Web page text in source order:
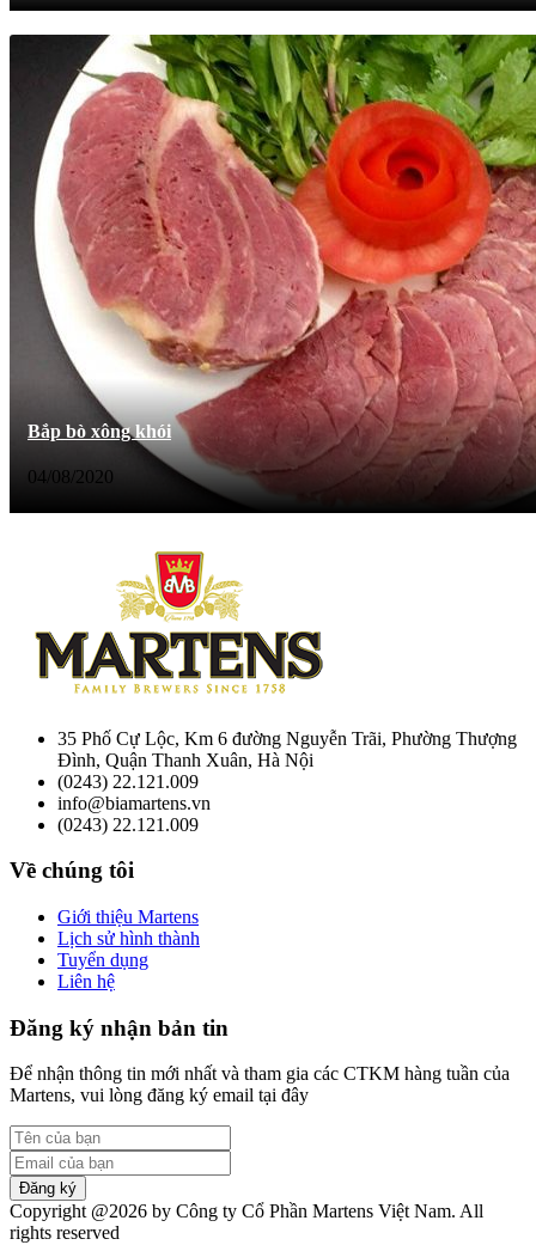
Bắp bò xông khói
04/08/2020
35 Phố Cự Lộc, Km 6 đường Nguyễn Trãi, Phường Thượng
Đình, Quận Thanh Xuân, Hà Nội
(0243) 22.121.009
info@biamartens.vn
(0243) 22.121.009
Về chúng tôi
Giới thiệu Martens
Lịch sử hình thành
Tuyển dụng
Liên hệ
Đăng ký nhận bản tin
Để nhận thông tin mới nhất và tham gia các CTKM hàng tuần của
Martens, vui lòng đăng ký email tại đây
Đăng ký
Copyright @2026 by Công ty Cổ Phần Martens Việt Nam. All
rights reserved